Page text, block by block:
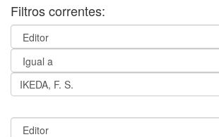
Filtros correntes: